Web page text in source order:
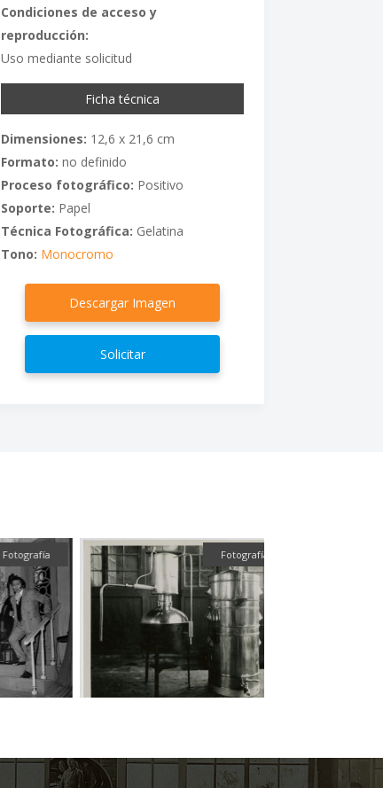
Condiciones de acceso y
reproducción:
Uso mediante solicitud
Ficha técnica
Dimensiones: 12,6 x 21,6 cm
Formato: no definido
Proceso fotográfico: Positivo
Soporte: Papel
Técnica Fotográfica: Gelatina
Tono: Monocromo
Descargar Imagen
Solicitar
Fotografía Fotografía